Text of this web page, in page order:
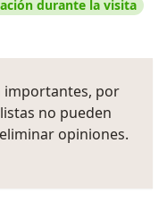
durante la visita
importantes, por
no pueden
opiniones.